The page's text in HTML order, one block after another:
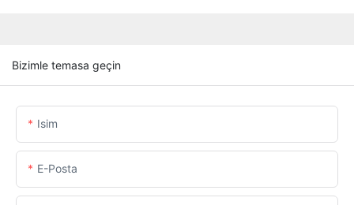
Bizimle temasa geçin
Isim
E-Posta